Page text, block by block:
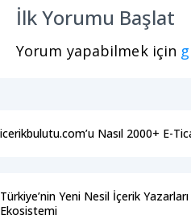
İlk Yorumu Başlat
Yorum yapabilmek için
icerikbulutu.com’u Nasıl 2000+ E-
Türkiye’nin Yeni Nesil İçerik
Ekosistemi